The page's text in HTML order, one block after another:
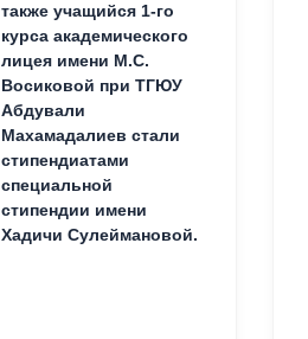
также учащийся 1-го
курса академического
лицея имени М.С.
Восиковой при ТГЮУ
Абдували
Махамадалиев стали
стипендиатами
специальной
стипендии имени
Хадичи Сулеймановой.